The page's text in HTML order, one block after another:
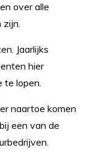
over alle
zijn.
Jaarlijks
hier
te lopen.
naartoe komen
een van de